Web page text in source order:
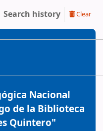
Search history Clear
Nacional
de la Biblioteca
Quintero"